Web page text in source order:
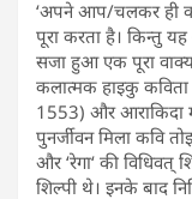
‘अपने आप/चलकर ही
पूरा करता है। किन्तु
सजा हुआ एक पूरा
कलात्मक हाइकु
1553) और आराकिदा
पुनर्जीवन मिला कवि
और ‘रेगा‘ की विधिवत्
शिल्पी थे। इनके बाद